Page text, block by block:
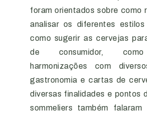
foram orientados sobre como
analisar os diferentes
como sugerir as cervejas
de consumidor,
harmonizações com
gastronomia e cartas de
diversas finalidades e pontos
sommeliers também falaram